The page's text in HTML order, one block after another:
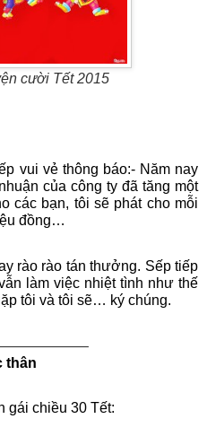
cười Tết 2015
vui vẻ thông báo:- Năm nay
của công ty đã tăng một
các bạn, tôi sẽ phát cho mỗi
đồng…
rào rào tán thưởng. Sếp tiếp
làm việc nhiệt tình như thế
tôi và tôi sẽ… k‎ý chúng.
thân
gái chiều 30 Tết: